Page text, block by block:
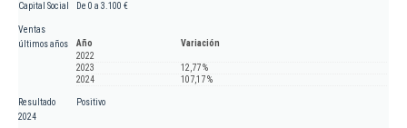
Capital Social De 0 a 3.100 €
Ventas
últimos años
Año
Variación
2022
2023
12,77 %
2024
107,17 %
Resultado
2024
Positivo